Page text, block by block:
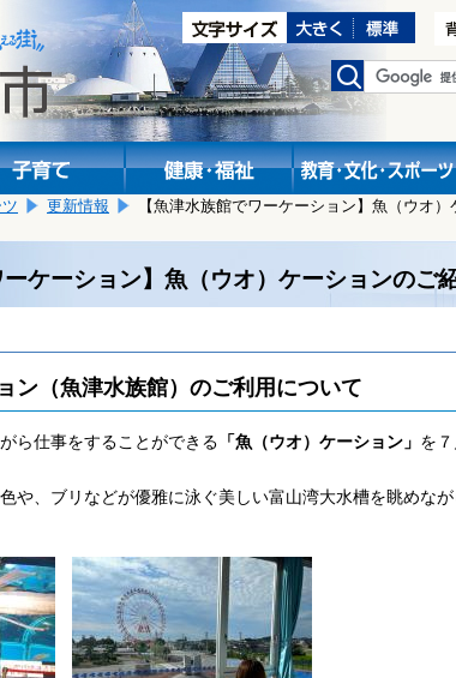
更新情報 【魚津水族館でワーケーション】魚（ウオ
ーケーション】魚（ウオ）ケーションのご
ン（魚津水族館）のご利用について
ら仕事をすることができる 「魚（ウオ）ケーション」 を
や、ブリなどが優雅に泳ぐ美しい富山湾大水槽を眺めな